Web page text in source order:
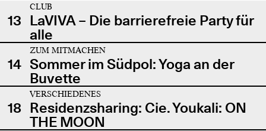
13
CLUB
LaVIVA – Die barrierefreie Party für
alle
14
ZUM MITMACHEN
Sommer im Südpol: Yoga an der
Buvette
18
VERSCHIEDENES
Residenzsharing: Cie. Youkali: ON
THE MOON